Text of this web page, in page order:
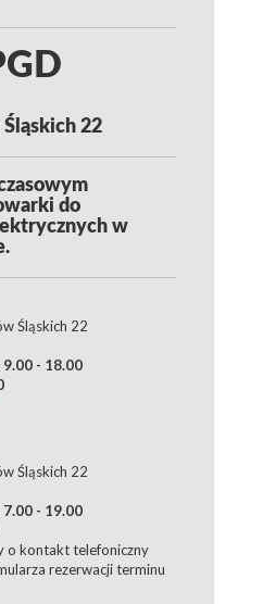
22
do
w
Śląskich 22
9.00 - 18.00
Śląskich 22
7.00 - 19.00
o kontakt telefoniczny
rezerwacji terminu